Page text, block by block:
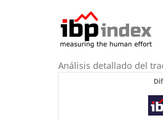
Análisis detallado del